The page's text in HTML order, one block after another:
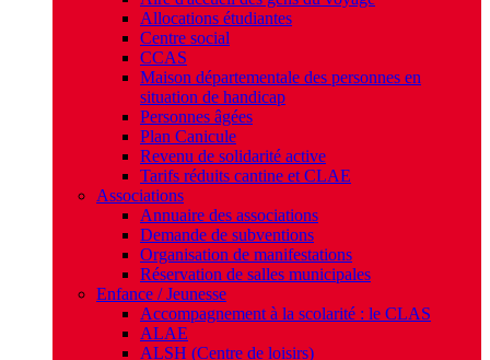
Allocations étudiantes
Centre social
CCAS
Maison départementale des personnes en
situation de handicap
Personnes âgées
Plan Canicule
Revenu de solidarité active
Tarifs réduits cantine et CLAE
Associations
Annuaire des associations
Demande de subventions
Organisation de manifestations
Réservation de salles municipales
Enfance / Jeunesse
Accompagnement à la scolarité : le CLAS
ALAE
ALSH (Centre de loisirs)